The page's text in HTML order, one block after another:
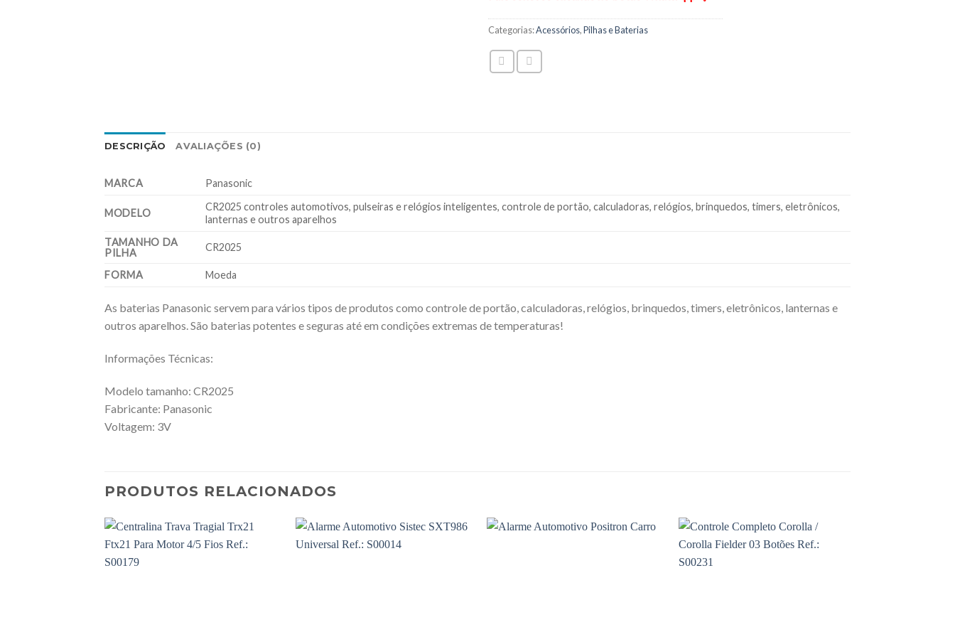
Categorias:Acessórios,Pilhas e Baterias
DESCRIÇÃO AVALIAÇÕES (0)
MARCA Panasonic
MODELO
CR2025 controles automotivos, pulseiras e relógios inteligentes, controle de portão, calculadoras, relógios, brinquedos, timers, eletrônicos,
lanternas e outros aparelhos
TAMANHO DA
PILHA
CR2025
FORMA Moeda
As baterias Panasonic servem para vários tipos de produtos como controle de portão, calculadoras, relógios, brinquedos, timers, eletrônicos, lanternas e
outros aparelhos. São baterias potentes e seguras até em condições extremas de temperaturas!
Informações Técnicas:
Modelo tamanho: CR2025
Fabricante: Panasonic
Voltagem: 3V
PRODUTOS RELACIONADOS